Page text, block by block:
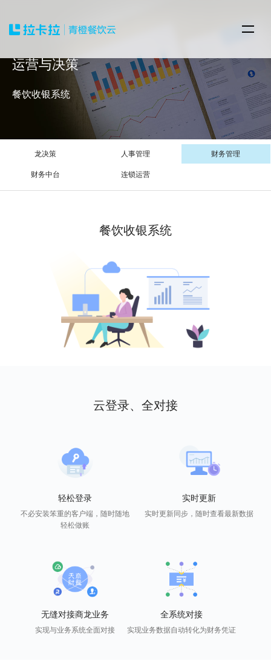
运营与决策
餐饮收银系统
龙决策 人事管理 财务管理
财务中台 连锁运营
餐饮收银系统
云登录、全对接
轻松登录
不必安装笨重的客户端，随时随地
轻松做账
实时更新
实时更新同步，随时查看最新数据
无缝对接商龙业务
实现与业务系统全面对接
全系统对接
实现业务数据自动转化为财务凭证